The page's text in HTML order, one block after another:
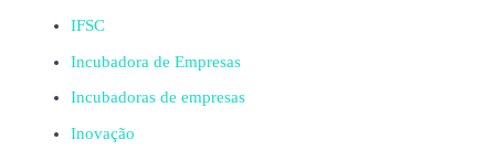
IFSC
Incubadora de Empresas
Incubadoras de empresas
Inovação